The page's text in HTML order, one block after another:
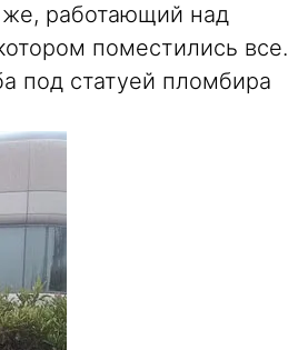
же, работающий над
поместились все.
под статуей пломбира